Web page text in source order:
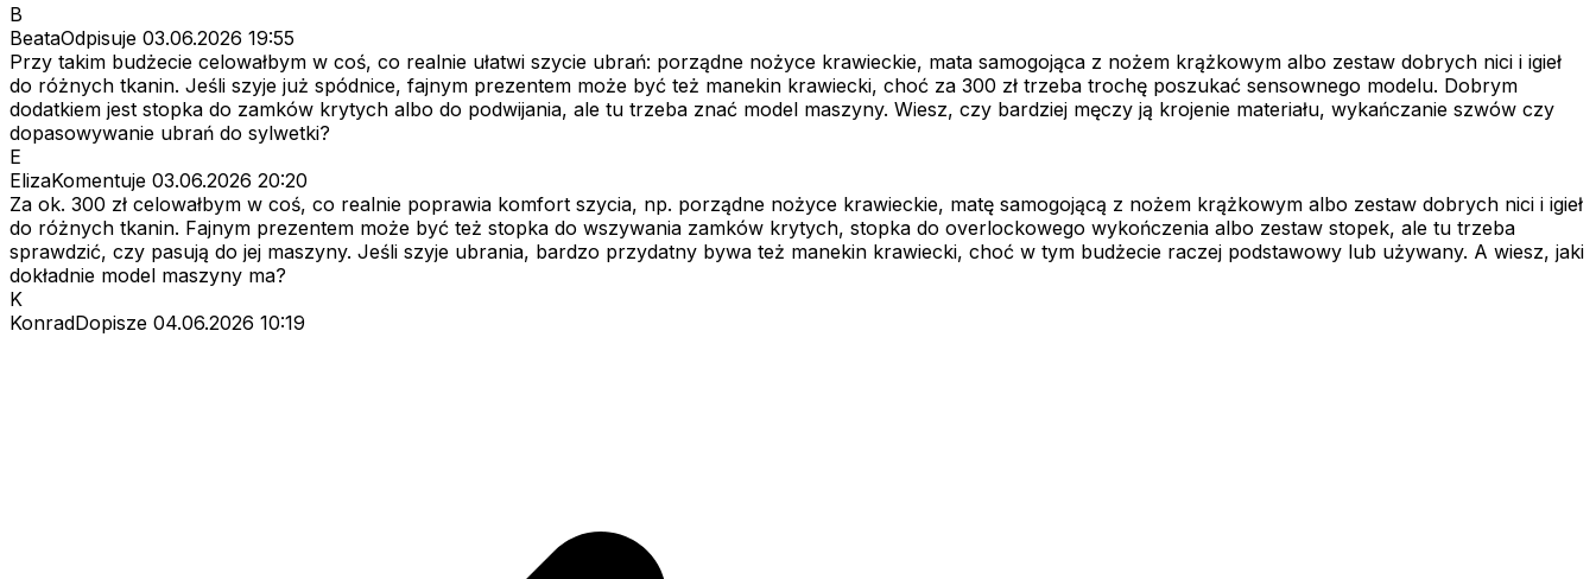
B
BeataOdpisuje 03.06.2026 19:55
Przy takim budżecie celowałbym w coś, co realnie ułatwi szycie ubrań: porządne nożyce krawieckie, mata samogojąca z nożem krążkowym albo zestaw dobrych nici i igieł
do różnych tkanin. Jeśli szyje już spódnice, fajnym prezentem może być też manekin krawiecki, choć za 300 zł trzeba trochę poszukać sensownego modelu. Dobrym
dodatkiem jest stopka do zamków krytych albo do podwijania, ale tu trzeba znać model maszyny. Wiesz, czy bardziej męczy ją krojenie materiału, wykańczanie szwów czy
dopasowywanie ubrań do sylwetki?
E
ElizaKomentuje 03.06.2026 20:20
Za ok. 300 zł celowałbym w coś, co realnie poprawia komfort szycia, np. porządne nożyce krawieckie, matę samogojącą z nożem krążkowym albo zestaw dobrych nici i igieł
do różnych tkanin. Fajnym prezentem może być też stopka do wszywania zamków krytych, stopka do overlockowego wykończenia albo zestaw stopek, ale tu trzeba
sprawdzić, czy pasują do jej maszyny. Jeśli szyje ubrania, bardzo przydatny bywa też manekin krawiecki, choć w tym budżecie raczej podstawowy lub używany. A wiesz, jaki
dokładnie model maszyny ma?
K
KonradDopisze 04.06.2026 10:19